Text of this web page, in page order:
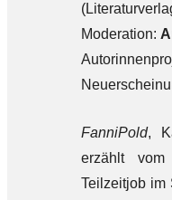
Moderation:
FanniPold,
erzählt vom
Teilzeitjob im